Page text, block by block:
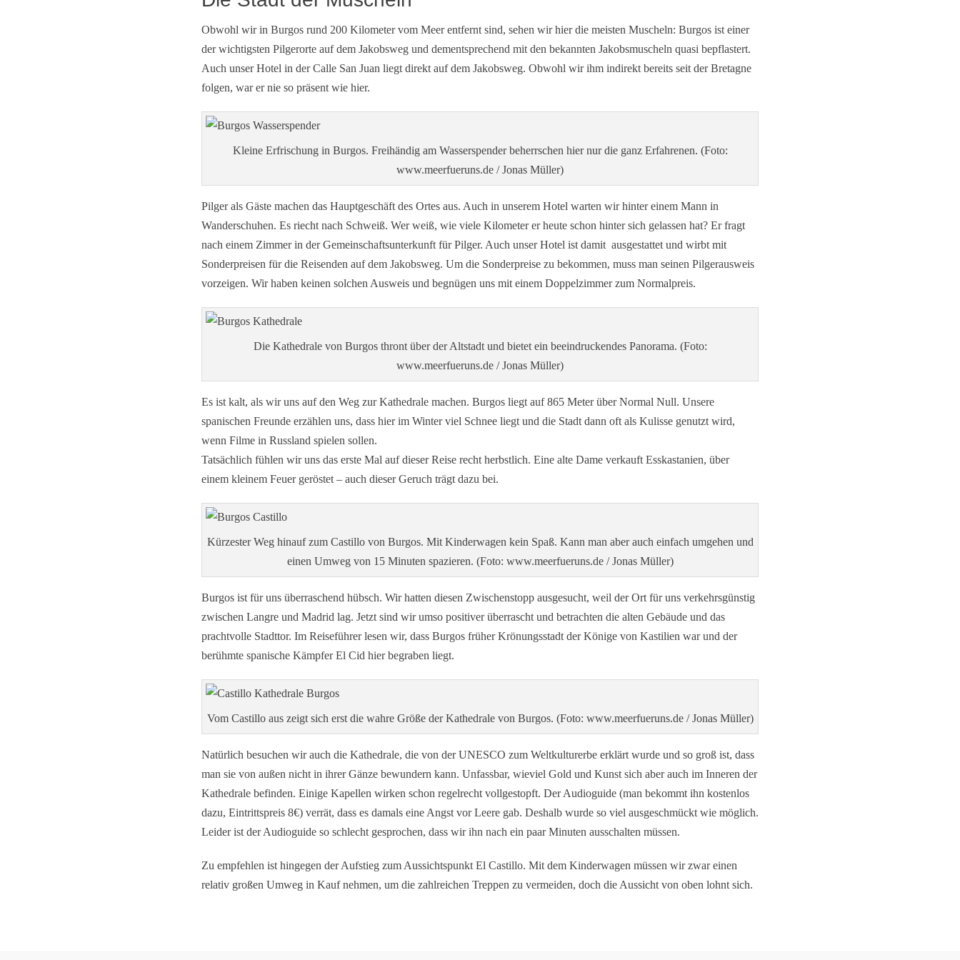
Obwohl wir in Burgos rund 200 Kilometer vom Meer entfernt sind, sehen wir hier die meisten Muscheln: Burgos ist einer
der wichtigsten Pilgerorte auf dem Jakobsweg und dementsprechend mit den bekannten Jakobsmuscheln quasi bepflastert.
Auch unser Hotel in der Calle San Juan liegt direkt auf dem Jakobsweg. Obwohl wir ihm indirekt bereits seit der Bretagne
folgen, war er nie so präsent wie hier.
Kleine Erfrischung in Burgos. Freihändig am Wasserspender beherrschen hier nur die ganz Erfahrenen. (Foto:
www.meerfueruns.de / Jonas Müller)
Pilger als Gäste machen das Hauptgeschäft des Ortes aus. Auch in unserem Hotel warten wir hinter einem Mann in
Wanderschuhen. Es riecht nach Schweiß. Wer weiß, wie viele Kilometer er heute schon hinter sich gelassen hat? Er fragt
nach einem Zimmer in der Gemeinschaftsunterkunft für Pilger. Auch unser Hotel ist damit ausgestattet und wirbt mit
Sonderpreisen für die Reisenden auf dem Jakobsweg. Um die Sonderpreise zu bekommen, muss man seinen Pilgerausweis
vorzeigen. Wir haben keinen solchen Ausweis und begnügen uns mit einem Doppelzimmer zum Normalpreis.
Die Kathedrale von Burgos thront über der Altstadt und bietet ein beeindruckendes Panorama. (Foto:
www.meerfueruns.de / Jonas Müller)
Es ist kalt, als wir uns auf den Weg zur Kathedrale machen. Burgos liegt auf 865 Meter über Normal Null. Unsere
spanischen Freunde erzählen uns, dass hier im Winter viel Schnee liegt und die Stadt dann oft als Kulisse genutzt wird,
wenn Filme in Russland spielen sollen.
Tatsächlich fühlen wir uns das erste Mal auf dieser Reise recht herbstlich. Eine alte Dame verkauft Esskastanien, über
einem kleinem Feuer geröstet – auch dieser Geruch trägt dazu bei.
Kürzester Weg hinauf zum Castillo von Burgos. Mit Kinderwagen kein Spaß. Kann man aber auch einfach umgehen und
einen Umweg von 15 Minuten spazieren. (Foto: www.meerfueruns.de / Jonas Müller)
Burgos ist für uns überraschend hübsch. Wir hatten diesen Zwischenstopp ausgesucht, weil der Ort für uns verkehrsgünstig
zwischen Langre und Madrid lag. Jetzt sind wir umso positiver überrascht und betrachten die alten Gebäude und das
prachtvolle Stadttor. Im Reiseführer lesen wir, dass Burgos früher Krönungsstadt der Könige von Kastilien war und der
berühmte spanische Kämpfer El Cid hier begraben liegt.
Vom Castillo aus zeigt sich erst die wahre Größe der Kathedrale von Burgos. (Foto: www.meerfueruns.de / Jonas Müller)
Natürlich besuchen wir auch die Kathedrale, die von der UNESCO zum Weltkulturerbe erklärt wurde und so groß ist, dass
man sie von außen nicht in ihrer Gänze bewundern kann. Unfassbar, wieviel Gold und Kunst sich aber auch im Inneren der
Kathedrale befinden. Einige Kapellen wirken schon regelrecht vollgestopft. Der Audioguide (man bekommt ihn kostenlos
dazu, Eintrittspreis 8€) verrät, dass es damals eine Angst vor Leere gab. Deshalb wurde so viel ausgeschmückt wie möglich.
Leider ist der Audioguide so schlecht gesprochen, dass wir ihn nach ein paar Minuten ausschalten müssen.
Zu empfehlen ist hingegen der Aufstieg zum Aussichtspunkt El Castillo. Mit dem Kinderwagen müssen wir zwar einen
relativ großen Umweg in Kauf nehmen, um die zahlreichen Treppen zu vermeiden, doch die Aussicht von oben lohnt sich.